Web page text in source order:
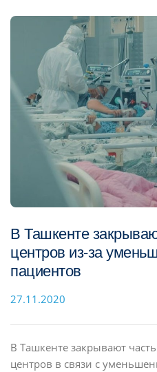
В Ташкенте
центров из-за
пациентов
27.11.2020
В Ташкенте закрывают
центров в связи с